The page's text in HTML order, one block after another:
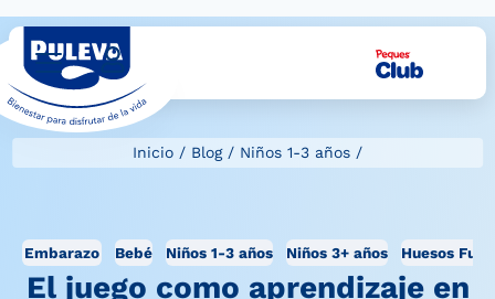
Inicio / Blog/ Niños 1-3 años /
Embarazo Bebé Niños 1-3 años Niños 3+ años Huesos
El juego como aprendizaje en